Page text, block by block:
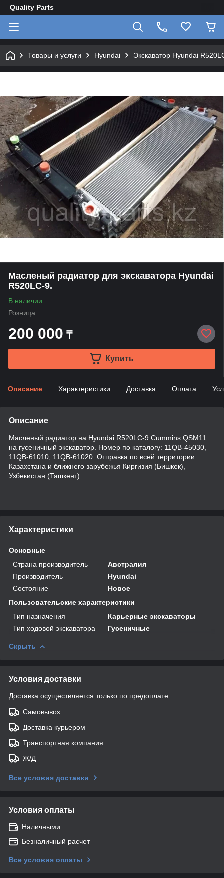
Quality Parts
Товары и услуги Hyundai Экскаватор Hyundai
Масленый радиатор для экскаватора Hyundai
R520LC-9.
В наличии
Розница
200 000 ₸
Купить
Описание Характеристики Доставка Оплата
Описание
Масленый радиатор на Hyundai R520LC-9 Cummins QSM11
на гусеничный экскаватор. Номер по каталогу: 11QB-45030,
11QB-61010, 11QB-61020. Отправка по всей территории
Казахстана и ближнего зарубежья Киргизия (Бишкек),
Узбекистан (Ташкент).
Характеристики
Основные
Страна производитель
Австралия
Производитель
Hyundai
Состояние
Новое
Пользовательские характеристики
Тип назначения
Карьерные экскаваторы
Тип ходовой экскаватора
Гусеничные
Скрыть
Условия доставки
Доставка осуществляется только по предоплате.
Самовывоз
Доставка курьером
Транспортная компания
Ж/Д
Все условия доставки
Условия оплаты
Наличными
Безналичный расчет
Все условия оплаты